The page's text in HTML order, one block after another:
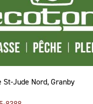
St-Jude Nord, Granby